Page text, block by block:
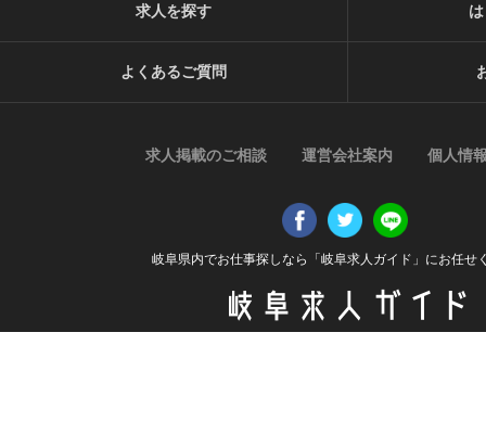
岐阜県内でお仕事探しなら「岐阜求人ガイド」にお任せ
求人を探す
よくあるご質問
求人掲載のご相談 運営会社案内 個人情